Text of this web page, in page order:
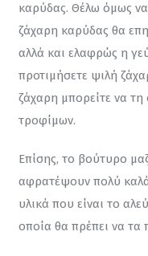
καρύδας. Θέλω όμως
ζάχαρη καρύδας θα
αλλά και ελαφρώς η
προτιμήσετε ψιλή
ζάχαρη μπορείτε να τη
τροφίμων.
Επίσης, το βούτυρο
αφρατέψουν πολύ
υλικά που είναι το
οποία θα πρέπει να τα